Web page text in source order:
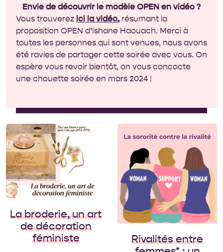
Envie de découvrir le modèle OPEN en vidéo ?
Vous trouverez ici la vidéo,résumant la
proposition OPEN d’Ishane Haouach. Merci à
toutes les personnes qui sont venues, nous avons
été ravies de partager cette soirée avec vous. On
espère vous revoir bientôt, on vous concocte
une chouette soirée en mars 2024 !
La broderie, un art
de décoration
féministe
Le fait que les
relations entre
femmes* soient
inévitablement
sujettes à des rivalités
est très certainement
alimenté entre autres
par la plume des
auteurs (hommes,
bien sûr) […]
Rivalités entre